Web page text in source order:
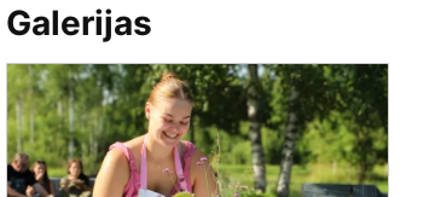
Galerijas